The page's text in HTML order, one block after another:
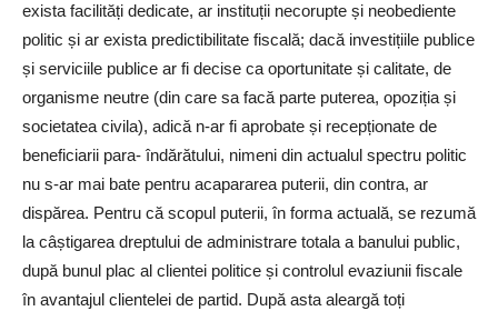
exista facilități dedicate, ar instituții necorupte și neobediente
politic și ar exista predictibilitate fiscală; dacă investițiile publice
și serviciile publice ar fi decise ca oportunitate și calitate, de
organisme neutre (din care sa facă parte puterea, opoziția și
societatea civila), adică n-ar fi aprobate și recepționate de
beneficiarii para- îndărătului, nimeni din actualul spectru politic
nu s-ar mai bate pentru acapararea puterii, din contra, ar
dispărea. Pentru că scopul puterii, în forma actuală, se rezumă
la câștigarea dreptului de administrare totala a banului public,
după bunul plac al clientei politice și controlul evaziunii fiscale
în avantajul clientelei de partid. După asta aleargă toți